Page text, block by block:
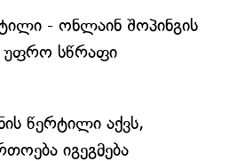
- ონლაინ შოპინგის
უფრო სწრაფი
წერტილი აქვს,
იგეგმება